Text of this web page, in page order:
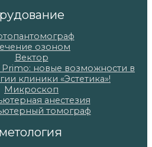
озоном
Вектор
новые возможности в
клиники «Эстетика»!
Микроскоп
анестезия
томограф